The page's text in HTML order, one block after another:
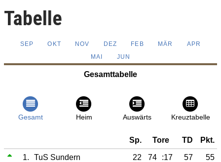
Tabelle
SEP OKT NOV DEZ FEB MÄR
APR
MAI
JUN
Gesamttabelle
Gesamt Heim Auswärts Kreuztabelle
Sp. Tore TD Pkt.
1. TuS Sundern 22 74 :17 57
55